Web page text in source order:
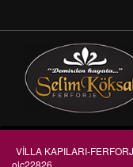
VİLLA KAPILARI-
olc22826